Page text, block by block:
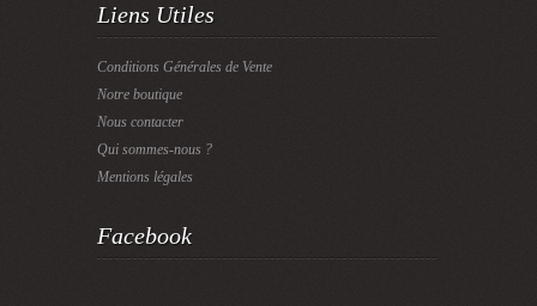
Liens Utiles
Conditions Générales de Vente
Notre boutique
Nous contacter
Qui sommes-nous ?
Mentions légales
Facebook